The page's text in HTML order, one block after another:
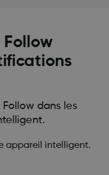
Follow
dans les
appareil intelligent.